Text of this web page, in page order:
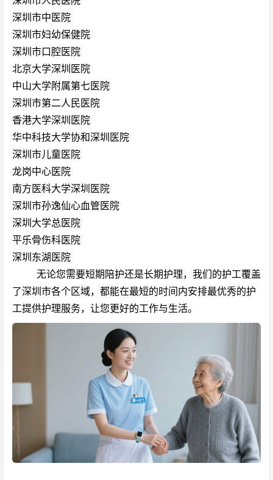
深圳市中医院
深圳市妇幼保健院
深圳市口腔医院
北京大学深圳医院
中山大学附属第七医院
深圳市第二人民医院
香港大学深圳医院
华中科技大学协和深圳医院
深圳市儿童医院
龙岗中心医院
南方医科大学深圳医院
深圳市孙逸仙心血管医院
深圳大学总医院
平乐骨伤科医院
深圳东湖医院
无论您需要短期陪护还是长期护理，我们的护工覆盖
了深圳市各个区域，都能在最短的时间内安排最优秀的护
工提供护理服务，让您更好的工作与生活。